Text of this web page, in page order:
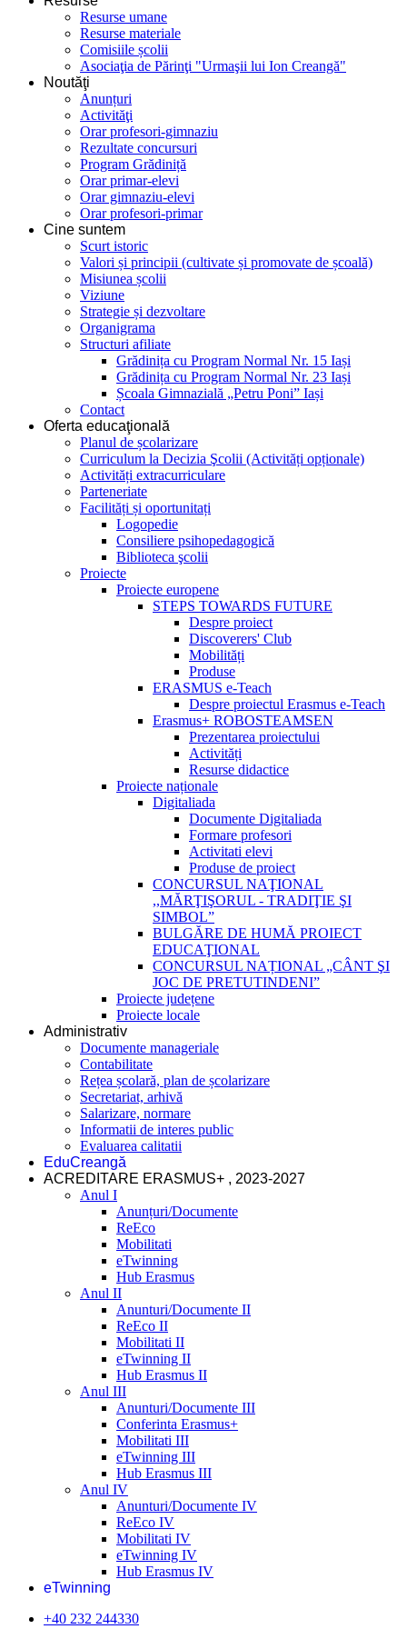
Resurse umane
Resurse materiale
Comisiile școlii
Asociaţia de Părinţi "Urmaşii lui Ion Creangă"
Noutăţi
Anunțuri
Activităţi
Orar profesori-gimnaziu
Rezultate concursuri
Program Grădiniță
Orar primar-elevi
Orar gimnaziu-elevi
Orar profesori-primar
Cine suntem
Scurt istoric
Valori și principii (cultivate și promovate de școală)
Misiunea școlii
Viziune
Strategie și dezvoltare
Organigrama
Structuri afiliate
Grădinița cu Program Normal Nr. 15 Iași
Grădinița cu Program Normal Nr. 23 Iași
Școala Gimnazială „Petru Poni” Iași
Contact
Oferta educaţională
Planul de școlarizare
Curriculum la Decizia Şcolii (Activități opționale)
Activități extracurriculare
Parteneriate
Facilități și oportunitați
Logopedie
Consiliere psihopedagogică
Biblioteca şcolii
Proiecte
Proiecte europene
STEPS TOWARDS FUTURE
Despre proiect
Discoverers' Club
Mobilități
Produse
ERASMUS e-Teach
Despre proiectul Erasmus e-Teach
Erasmus+ ROBOSTEAMSEN
Prezentarea proiectului
Activități
Resurse didactice
Proiecte naționale
Digitaliada
Documente Digitaliada
Formare profesori
Activitati elevi
Produse de proiect
CONCURSUL NAŢIONAL
,,MĂRŢIŞORUL - TRADIŢIE ŞI
SIMBOL”
BULGĂRE DE HUMĂ PROIECT
EDUCAŢIONAL
CONCURSUL NAȚIONAL „CÂNT ŞI
JOC DE PRETUTINDENI”
Proiecte județene
Proiecte locale
Administrativ
Documente manageriale
Contabilitate
Rețea școlară, plan de școlarizare
Secretariat, arhivă
Salarizare, normare
Informatii de interes public
Evaluarea calitatii
EduCreangă
ACREDITARE ERASMUS+ , 2023-2027
Anul I
Anunțuri/Documente
ReEco
Mobilitati
eTwinning
Hub Erasmus
Anul II
Anunturi/Documente II
ReEco II
Mobilitati II
eTwinning II
Hub Erasmus II
Anul III
Anunturi/Documente III
Conferinta Erasmus+
Mobilitati III
eTwinning III
Hub Erasmus III
Anul IV
Anunturi/Documente IV
ReEco IV
Mobilitati IV
eTwinning IV
Hub Erasmus IV
eTwinning
+40 232 244330